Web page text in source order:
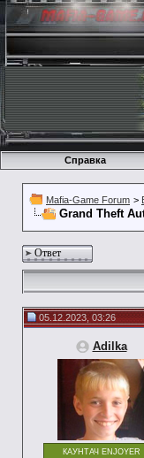
Справка
Mafia-Game Forum >
Grand Theft
Ответ
05.12.2023, 03:26
Adilka
КАУНТАЧ ENJOYER